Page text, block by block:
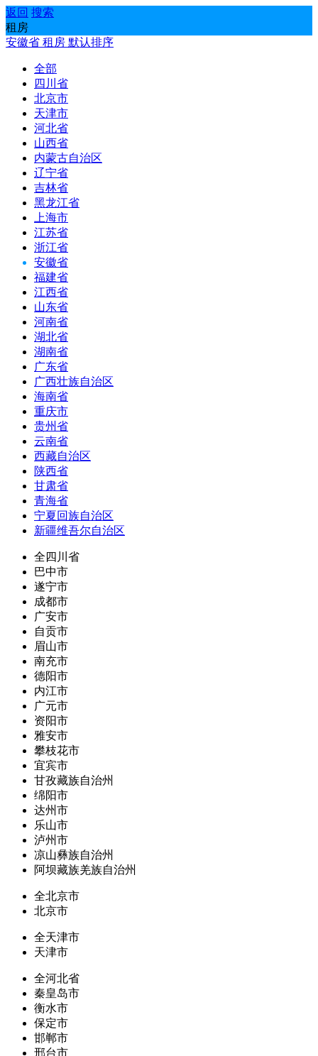
返回 搜索
租房
安徽省 租房 默认排序
全部
四川省
北京市
天津市
河北省
山西省
内蒙古自治区
辽宁省
吉林省
黑龙江省
上海市
江苏省
浙江省
安徽省
福建省
江西省
山东省
河南省
湖北省
湖南省
广东省
广西壮族自治区
海南省
重庆市
贵州省
云南省
西藏自治区
陕西省
甘肃省
青海省
宁夏回族自治区
新疆维吾尔自治区
全四川省
巴中市
遂宁市
成都市
广安市
自贡市
眉山市
南充市
德阳市
内江市
广元市
资阳市
雅安市
攀枝花市
宜宾市
甘孜藏族自治州
绵阳市
达州市
乐山市
泸州市
凉山彝族自治州
阿坝藏族羌族自治州
全北京市
北京市
全天津市
天津市
全河北省
秦皇岛市
衡水市
保定市
邯郸市
邢台市